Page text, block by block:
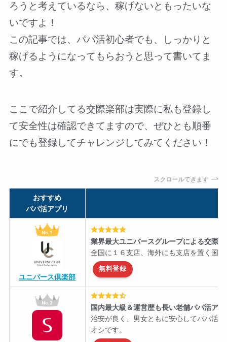
ろうと考えているなら、稼げないともったいな
いですよ！
この記事では、パパ活初心者でも、しっかりと
稼げるようになってもらおうと思って書いてま
す。
ここで紹介してる交際楽部は実際に私も登録し
て安全性は確認できてますので、ぜひとも順番
にでも登録してチャレンジしてみてください！
スクロールできます
おすすめ
パパ活アプリ
ユニバース倶楽部
業界最大ユニバースグループによる交際
全国に１６支店、海外にも支店を置く国
無料登録
国内最大級＆運営歴も長い老舗パパ活ア
治安が良く、男女ともに安心してパパ活
オシです。